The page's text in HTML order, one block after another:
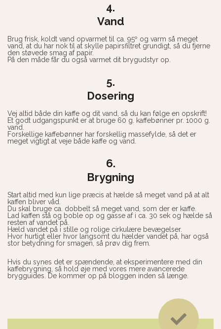
4.
Vand
Brug frisk, koldt vand opvarmet til ca. 95º og varm så meget
vand, at du har nok til at skylle papirsfiltret grundigt, så du fjerne
den støvede smag af papir.
På den måde får du også varmet dit brygudstyr op.
5.
Dosering
Vej altid både din kaffe og dit vand, så du kan følge en opskrift!
Et godt udgangspunkt er at bruge 60 g. kaffebønner pr. 1000 g.
vand.
Forskellige kaffebønner har forskellig massefylde, så det er
meget vigtigt at veje både kaffe og vand.
6.
Brygning
Start altid med kun lige præcis at hælde så meget vand på at alt
kaffen bliver våd.
Du skal bruge ca. dobbelt så meget vand, som der er kaffe.
Lad kaffen stå og boble op og gasse af i ca. 30 sek og hælde så
resten af vandet på.
Hæld vandet på i stille og rolige cirkulære bevægelser.
Hvor hurtigt eller hvor langsomt du hælder vandet på, har også
stor betydning for smagen, så prøv dig frem.
Hvis du synes det er spændende, at eksperimentere med din
kaffebrygning, så hold øje med vores mere avancerede
brygguides. De kommer op på bloggen inden så længe.